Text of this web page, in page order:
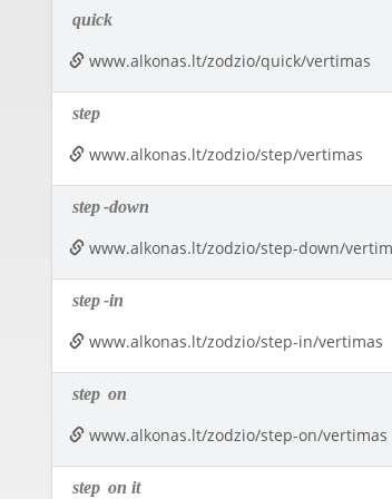
quick
www.alkonas.lt/zodzio/quick/vertimas
step
www.alkonas.lt/zodzio/step/vertimas
step-down
www.alkonas.lt/zodzio/step-down/
step-in
www.alkonas.lt/zodzio/step-in/vertimas
step on
www.alkonas.lt/zodzio/step-on/vertimas
step on it